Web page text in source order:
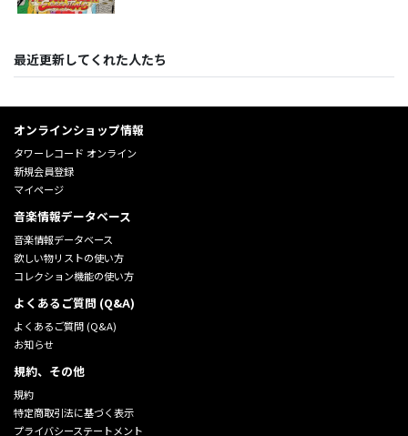
最近更新してくれた人たち
オンラインショップ情報
タワーレコード オンライン
新規会員登録
マイページ
音楽情報データベース
音楽情報データベース
欲しい物リストの使い方
コレクション機能の使い方
よくあるご質問 (Q&A)
よくあるご質問 (Q&A)
お知らせ
規約、その他
規約
特定商取引法に基づく表示
プライバシーステートメント